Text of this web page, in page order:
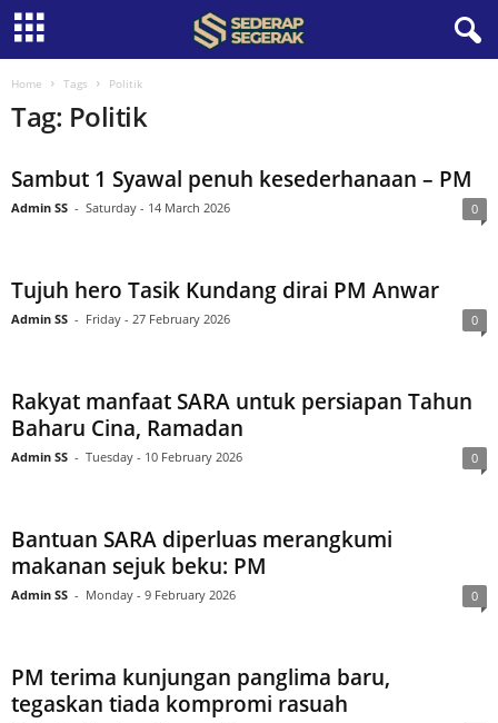
Home Tags Politik
Tag: Politik
Sambut 1 Syawal penuh kesederhanaan – PM
Admin SS - Saturday - 14 March 2026 0
Tujuh hero Tasik Kundang dirai PM Anwar
Admin SS - Friday - 27 February 2026 0
Rakyat manfaat SARA untuk persiapan Tahun
Baharu Cina, Ramadan
Admin SS - Tuesday - 10 February 2026 0
Bantuan SARA diperluas merangkumi
makanan sejuk beku: PM
Admin SS - Monday - 9 February 2026 0
PM terima kunjungan panglima baru,
tegaskan tiada kompromi rasuah